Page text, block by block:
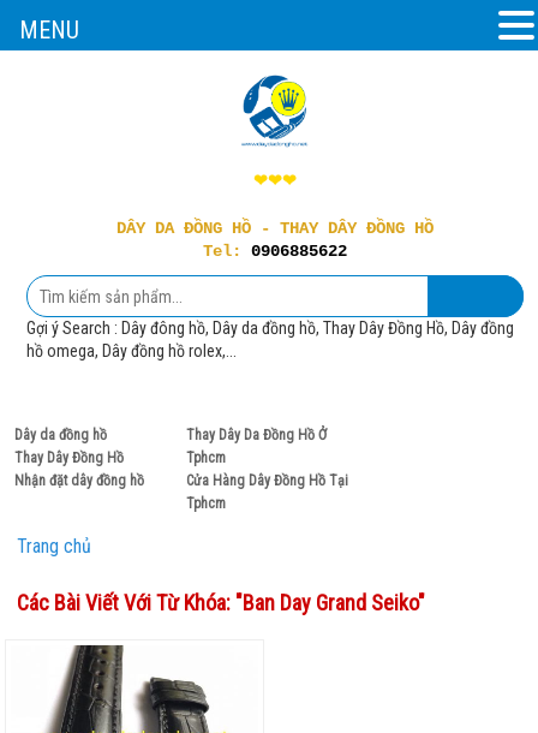
❤❤❤
DÂY DA ĐỒNG HỒ - THAY DÂY ĐỒNG HỒ
Tel: 0906885622
Gợi ý Search : Dây đông hồ, Dây da đồng hồ, Thay Dây Đồng Hồ, Dây đồng
hồ omega, Dây đồng hồ rolex,...
Dây da đồng hồ
Thay Dây Đồng Hồ
Nhận đặt dây đồng hồ
Thay Dây Da Đồng Hồ Ở
Tphcm
Cửa Hàng Dây Đồng Hồ Tại
Tphcm
Trang chủ
Các Bài Viết Với Từ Khóa: "Ban Day Grand Seiko"
MENU